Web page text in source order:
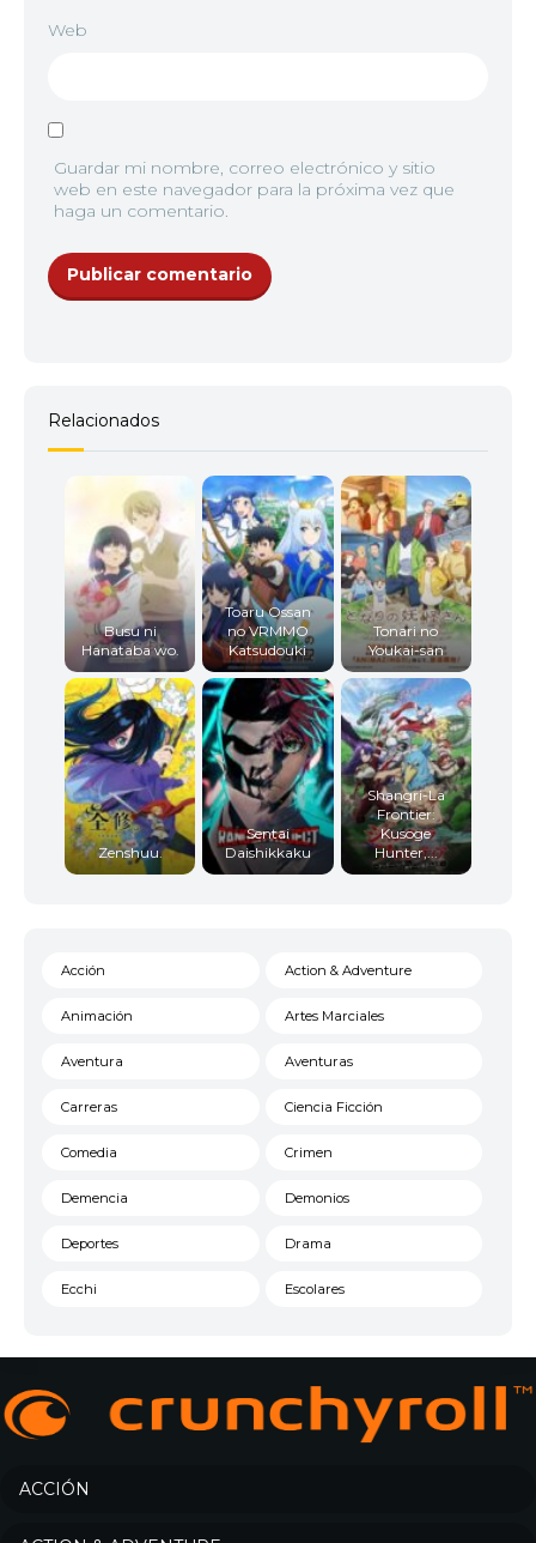
Web
Guardar mi nombre, correo electrónico y sitio
web en este navegador para la próxima vez que
haga un comentario.
Relacionados
Busu ni
Hanataba wo.
Toaru Ossan
no VRMMO
Katsudouki
Tonari no
Youkai-san
Zenshuu.
Sentai
Daishikkaku
Shangri-La
Frontier:
Kusoge
Hunter,...
Acción Action & Adventure
Animación Artes Marciales
Aventura Aventuras
Carreras Ciencia Ficción
Comedia Crimen
Demencia Demonios
Deportes Drama
Ecchi Escolares
Historico Infantil
ACCIÓN